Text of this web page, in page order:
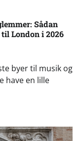
Sådan
London i 2026
byer til musik og
have en lille